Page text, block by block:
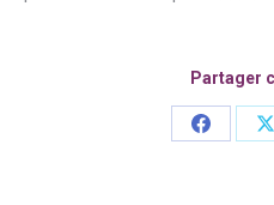
Partager
Share